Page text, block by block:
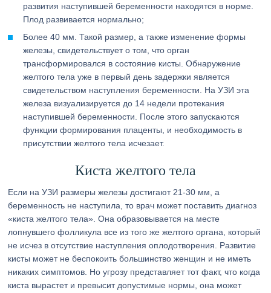
развития наступившей беременности находятся в норме.
Плод развивается нормально;
Более 40 мм. Такой размер, а также изменение формы
железы, свидетельствует о том, что орган
трансформировался в состояние кисты. Обнаружение
желтого тела уже в первый день задержки является
свидетельством наступления беременности. На УЗИ эта
железа визуализируется до 14 недели протекания
наступившей беременности. После этого запускаются
функции формирования плаценты, и необходимость в
присутствии желтого тела исчезает.
Киста желтого тела
Если на УЗИ размеры железы достигают 21-30 мм, а
беременность не наступила, то врач может поставить диагноз
«киста желтого тела». Она образовывается на месте
лопнувшего фолликула все из того же желтого органа, который
не исчез в отсутствие наступления оплодотворения. Развитие
кисты может не беспокоить большинство женщин и не иметь
никаких симптомов. Но угрозу представляет тот факт, что когда
киста вырастет и превысит допустимые нормы, она может